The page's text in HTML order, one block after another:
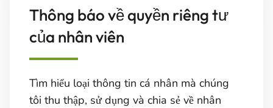
Thông báo về quyền riêng tư
của nhân viên
Tìm hiểu loại thông tin cá nhân mà chúng
tôi thu thập, sử dụng và chia sẻ về nhân